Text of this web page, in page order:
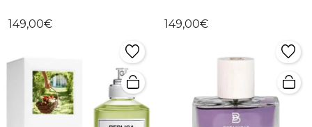
149,00€ 149,00€